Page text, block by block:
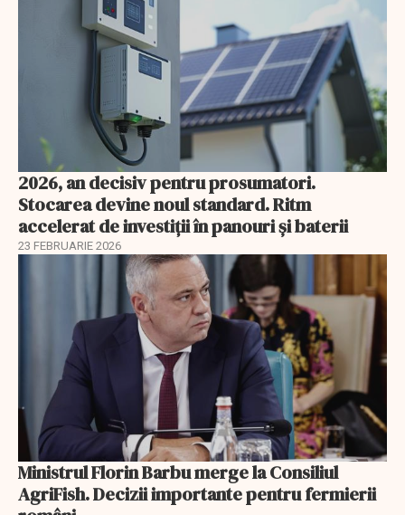
2026, an decisiv pentru prosumatori.
Stocarea devine noul standard. Ritm
accelerat de investiții în panouri și baterii
23 FEBRUARIE 2026
Ministrul Florin Barbu merge la Consiliul
AgriFish. Decizii importante pentru fermierii